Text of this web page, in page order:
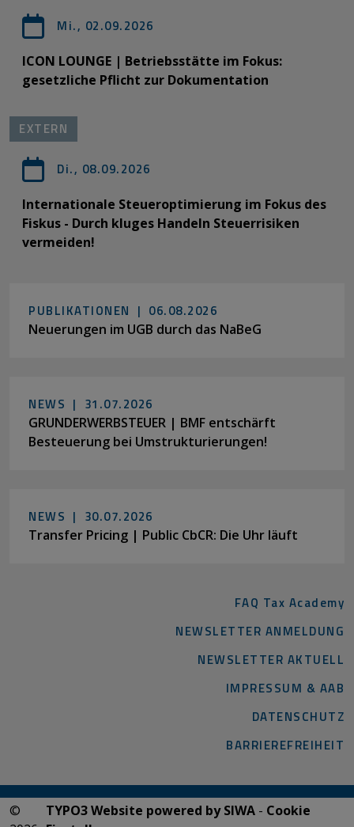
Mi., 02.09.2026
ICON LOUNGE | Betriebsstätte im Fokus:
gesetzliche Pflicht zur Dokumentation
EXTERN
Di., 08.09.2026
Internationale Steueroptimierung im Fokus des
Fiskus - Durch kluges Handeln Steuerrisiken
vermeiden!
PUBLIKATIONEN | 06.08.2026
Neuerungen im UGB durch das NaBeG
NEWS | 31.07.2026
GRUNDERWERBSTEUER | BMF entschärft
Besteuerung bei Umstrukturierungen!
NEWS | 30.07.2026
Transfer Pricing | Public CbCR: Die Uhr läuft
FAQ Tax Academy
NEWSLETTER ANMELDUNG
NEWSLETTER AKTUELL
IMPRESSUM & AAB
DATENSCHUTZ
BARRIEREFREIHEIT
©
TYPO3 Website powered by SIWA- Cookie